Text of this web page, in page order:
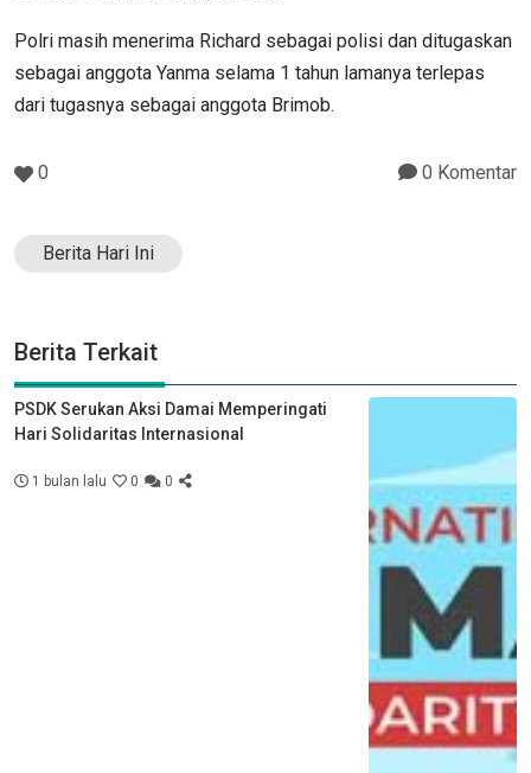
Polri masih menerima Richard sebagai polisi dan ditugaskan
sebagai anggota Yanma selama 1 tahun lamanya terlepas
dari tugasnya sebagai anggota Brimob.
0 0 Komentar
Berita Hari Ini
Berita Terkait
PSDK Serukan Aksi Damai Memperingati
Hari Solidaritas Internasional
1 bulan lalu 0 0